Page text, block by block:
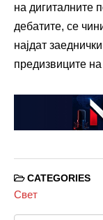
на дигиталните
дебатите, се
најдат
предизвиците
CATEGORIES
Свет